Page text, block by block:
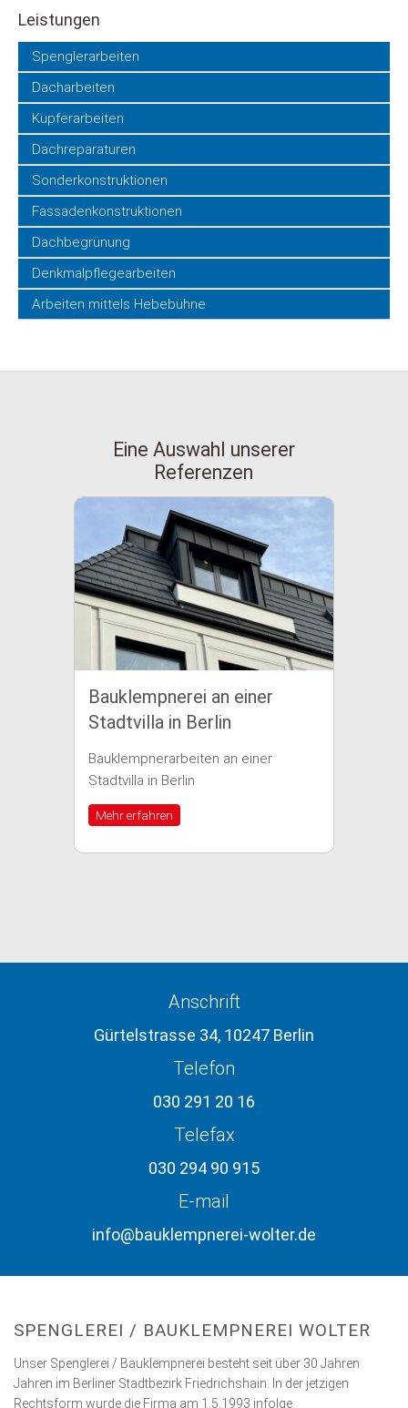
Leistungen
Navigation
überspringen
Spenglerarbeiten
Dacharbeiten
Kupferarbeiten
Dachreparaturen
Sonderkonstruktionen
Fassadenkonstruktionen
Dachbegrünung
Denkmalpflegearbeiten
Arbeiten mittels Hebebühne
Eine Auswahl unserer
Referenzen
Bauklempnerei an einer
Stadtvilla in Berlin
Bauklempnerarbeiten an einer
Stadtvilla in Berlin
Mehr erfahren
Anschrift
Gürtelstrasse 34, 10247 Berlin
Telefon
030 291 20 16
Telefax
030 294 90 915
E-mail
info@bauklempnerei-wolter.de
SPENGLEREI / BAUKLEMPNEREI WOLTER
Unser Spenglerei / Bauklempnerei besteht seit über 30 Jahren
Jahren im Berliner Stadtbezirk Friedrichshain. In der jetzigen
Rechtsform wurde die Firma am 1.5.1993 infolge